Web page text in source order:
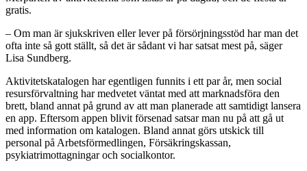
gratis.
– Om man är sjukskriven eller lever på försörjningsstöd har man det
ofta inte så gott ställt, så det är sådant vi har satsat mest på, säger
Lisa Sundberg.
Aktivitetskatalogen har egentligen funnits i ett par år, men social
resursförvaltning har medvetet väntat med att marknadsföra den
brett, bland annat på grund av att man planerade att samtidigt lansera
en app. Eftersom appen blivit försenad satsar man nu på att gå ut
med information om katalogen. Bland annat görs utskick till
personal på Arbetsförmedlingen, Försäkringskassan,
psykiatrimottagningar och socialkontor.